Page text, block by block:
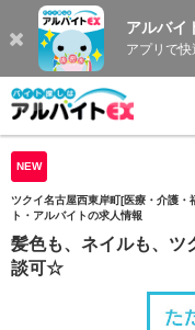
アルバイ
アプリで
NEW
ツクイ名古屋西東岸町[医療・介護
ト・アルバイトの求人情報
髪色も、ネイルも、ツ
談可☆